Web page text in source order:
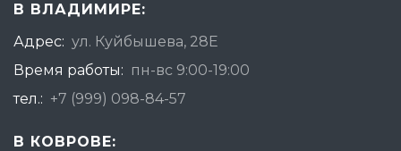
В ВЛАДИМИРЕ:
Адрес: ул. Куйбышева, 28Е
Время работы: пн-вс 9:00-19:00
тел.: +7 (999) 098-84-57
В КОВРОВЕ: